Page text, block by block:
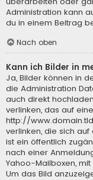
Administration kann
du in einem Beitrag
Nach oben
Kann ich Bilder in
Ja, Bilder können in
die Administration
auch direkt
verlinken, das auf
http://
verlinken, die sich
ist ein öffentlich
nach einer
Yahoo-Mailboxen,
Um das Bild